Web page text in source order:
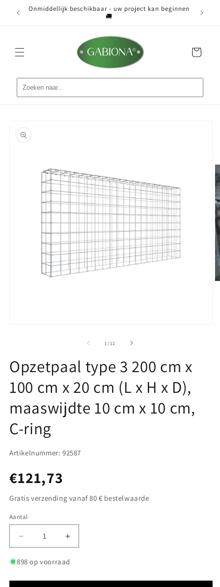
naar deOnmiddellijk beschikbaar - uw project kan beginnen
🚚
Winkelwagen
1 /van
12
Opzetpaal type 3 200 cm x
100 cm x 20 cm (L x H x D),
maaswijdte 10 cm x 10 cm,
C-ring
Artikelnummer: 92587
Normale
prijs
€121,73
Gratis verzending vanaf 80 € bestelwaarde
Aantal
Aantal
Aantal
verlagen
voor
type
Aantal
verhogen
voor
type
898 op voorraad